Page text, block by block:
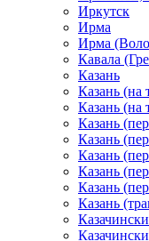
Иркутск
Ирма
Ирма
Кавала
Казань
Казань
Казань
Казань
Казань
Казань
Казань
Казань
Казань